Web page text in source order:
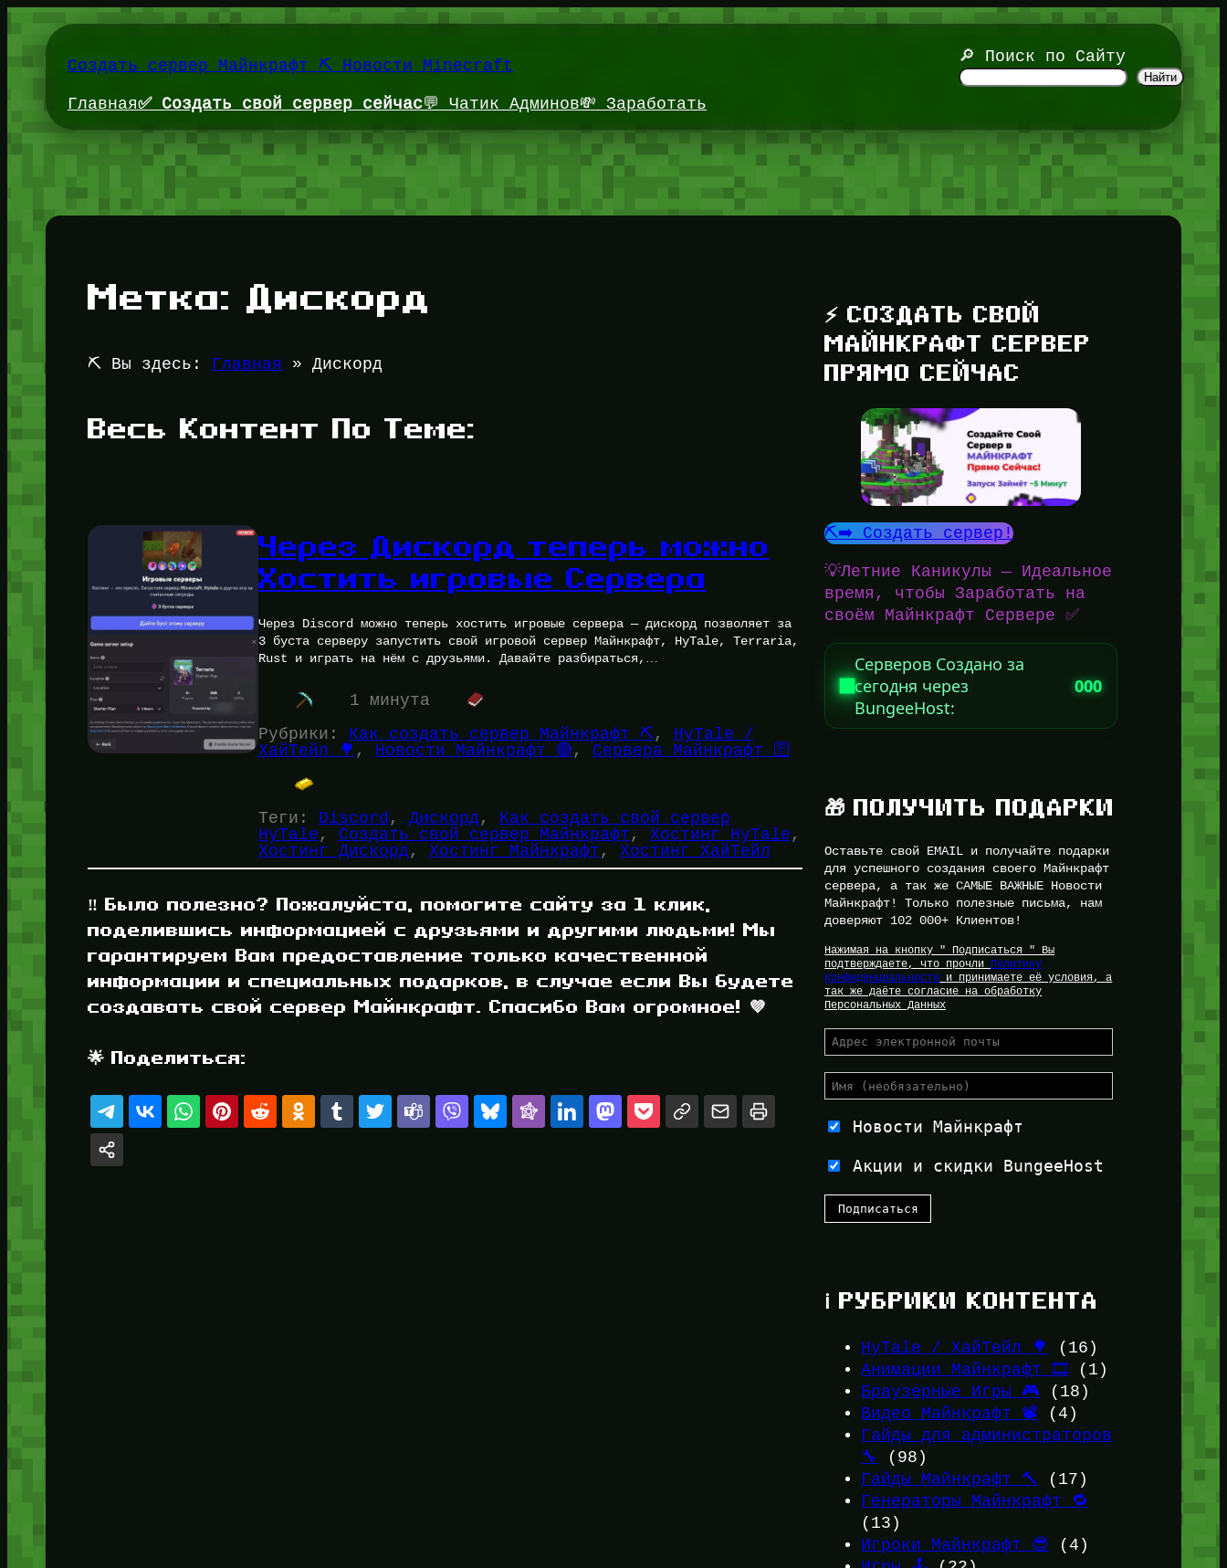
Перейти
к
содержимомуСоздать сервер Майнкрафт ⛏️ Новости Minecraft
🔎 Поиск по Сайту
Найти
Главная✅ Создать свой сервер сейчас💬 Чатик Админов💸 Заработать
Метка:Дискорд
⛏️ Вы здесь: Главная »Дискорд
Весь Контент По Теме:
Через Дискорд теперь можно
Хостить игровые Сервера
Через Discord можно теперь хостить игровые сервера — дискорд позволяет за
3 буста серверу запустить свой игровой сервер Майнкрафт, HyTale, Terraria,
Rust и играть на нём с друзьями. Давайте разбираться,…
1 минута
Рубрики: Как создать сервер Майнкрафт ⛏️ , HyTale /
ХайТейл 🌳 , Новости Майнкрафт 🔴 , Сервера Майнкрафт 🛜
Теги: Discord , Дискорд , Как создать свой сервер
HyTale , Создать свой сервер Майнкрафт , Хостинг HyTale
Хостинг Дискорд , Хостинг Майнкрафт , Хостинг ХайТейл
‼️ Было полезно? Пожалуйста, помогите сайту за 1 клик,
поделившись информацией с друзьями и другими людьми! Мы
гарантируем Вам предоставление только качественной
информации и специальных подарков, в случае если Вы будете
создавать свой сервер Майнкрафт. Спасибо Вам огромное! 💜
🌟 Поделиться:
⚡ СОЗДАТЬ СВОЙ
МАЙНКРАФТ СЕРВЕР
ПРЯМО СЕЙЧАС
⛏️➡️ Создать сервер!
💡Летние Каникулы — Идеальное
время, чтобы Заработать на
своём Майнкрафт Сервере ✅
Серверов Создано за
сегодня через
BungeeHost:
000
🎁 ПОЛУЧИТЬ ПОДАРКИ
Оставьте свой EMAIL и получайте подарки
для успешного создания своего Майнкрафт
сервера, а так же САМЫЕ ВАЖНЫЕ Новости
Майнкрафт! Только полезные письма, нам
доверяют 102 000+ Клиентов!
Нажимая на кнопку " Подписаться " Вы
подтверждаете, что прочли Политику
Конфиденциальности и принимаете её условия, а
так же даёте согласие на обработку
Персональных Данных
Новости Майнкрафт
Акции и скидки BungeeHost
ℹ️ РУБРИКИ КОНТЕНТА
HyTale / ХайТейл 🌳
(16)
Анимации Майнкрафт 🎞️ (1)
Браузерные Игры 🎮 (18)
Видео Майнкрафт 📽️ (4)
Гайды для администраторов
🔧
(98)
Гайды Майнкрафт 🔨
(17)
Генераторы Майнкрафт 🔁
(13)
Игроки Майнкрафт 😎 (4)